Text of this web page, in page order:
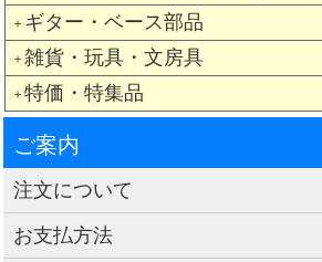
＋ ギター・ベース部品
＋ 雑貨・玩具・文房具
＋ 特価・特集品
ご案内
注文について
お支払方法